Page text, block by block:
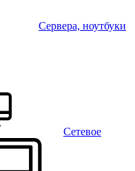
Сервера, ноутбуки
Сетевое